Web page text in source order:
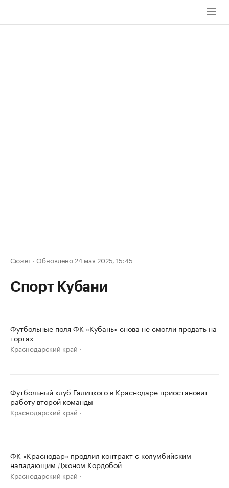
Сюжет · Обновлено 24 мая 2025, 15:45
Спорт Кубани
Футбольные поля ФК «Кубань» снова не смогли продать на
торгах
Краснодарский край
Футбольный клуб Галицкого в Краснодаре приостановит
работу второй команды
Краснодарский край
ФК «Краснодар» продлил контракт с колумбийским
нападающим Джоном Кордобой
Краснодарский край